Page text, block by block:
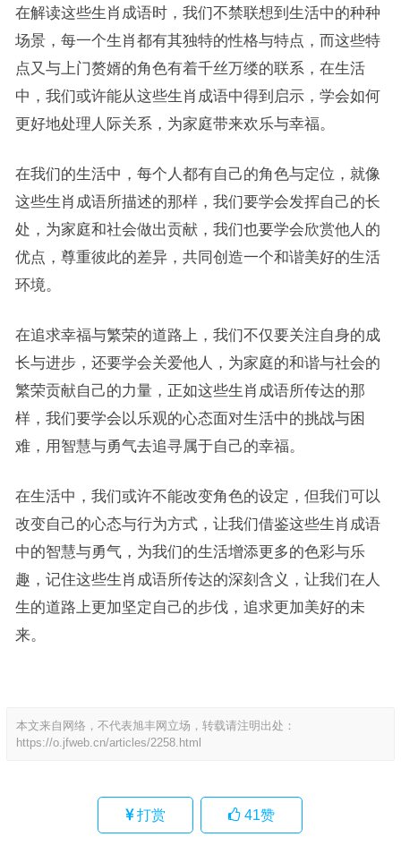
在解读这些生肖成语时，我们不禁联想到生活中的种种
场景，每一个生肖都有其独特的性格与特点，而这些特
点又与上门赘婿的角色有着千丝万缕的联系，在生活
中，我们或许能从这些生肖成语中得到启示，学会如何
更好地处理人际关系，为家庭带来欢乐与幸福。
在我们的生活中，每个人都有自己的角色与定位，就像
这些生肖成语所描述的那样，我们要学会发挥自己的长
处，为家庭和社会做出贡献，我们也要学会欣赏他人的
优点，尊重彼此的差异，共同创造一个和谐美好的生活
环境。
在追求幸福与繁荣的道路上，我们不仅要关注自身的成
长与进步，还要学会关爱他人，为家庭的和谐与社会的
繁荣贡献自己的力量，正如这些生肖成语所传达的那
样，我们要学会以乐观的心态面对生活中的挑战与困
难，用智慧与勇气去追寻属于自己的幸福。
在生活中，我们或许不能改变角色的设定，但我们可以
改变自己的心态与行为方式，让我们借鉴这些生肖成语
中的智慧与勇气，为我们的生活增添更多的色彩与乐
趣，记住这些生肖成语所传达的深刻含义，让我们在人
生的道路上更加坚定自己的步伐，追求更加美好的未
来。
本文来自网络，不代表旭丰网立场，转载请注明出处：
https://o.jfweb.cn/articles/2258.html
打赏 41赞